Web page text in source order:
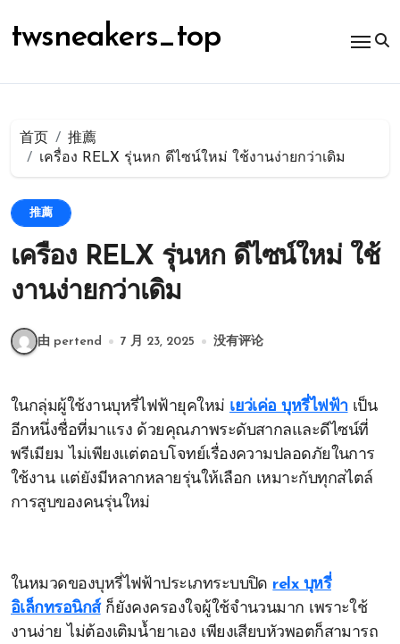
容
twsneakers_top
首页
推薦
เครื่อง RELX รุ่นหก ดีไซน์ใหม่ ใช้งานง่ายกว่าเดิม
推薦
เครื่อง RELX รุ่นหก ดีไซน์ใหม่ ใช้
งานง่ายกว่าเดิม
由 pertend 7 月 23, 2025 没有评论
ในกลุ่มผู้ใช้งานบุหรี่ไฟฟ้ายุคใหม่ เยว่เค่อ บุหรี่ไฟฟ้าเป็น
อีกหนึ่งชื่อที่มาแรง ด้วยคุณภาพระดับสากลและดีไซน์ที่
พรีเมียม ไม่เพียงแต่ตอบโจทย์เรื่องความปลอดภัยในการ
ใช้งาน แต่ยังมีหลากหลายรุ่นให้เลือก เหมาะกับทุกสไตล์
การสูบของคนรุ่นใหม่
ในหมวดของบุหรี่ไฟฟ้าประเภทระบบปิด relx บุหรี่
อิเล็กทรอนิกส์ก็ยังคงครองใจผู้ใช้จำนวนมาก เพราะใช้
งานง่าย ไม่ต้องเติมน้ำยาเอง เพียงเสียบหัวพอตก็สามารถ